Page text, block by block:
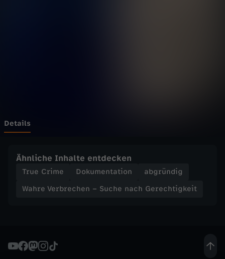
h
n
u
Details
Ähnliche Inhalte entdecken
True Crime Dokumentation
abgründig
Wahre Verbrechen – Suche nach Gerechtigkeit